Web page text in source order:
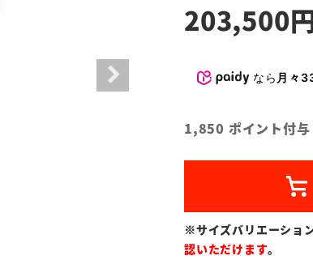
203,500
なら 月々
1,850 ポイント付与
※サイズバリエーショ
認いただけます。